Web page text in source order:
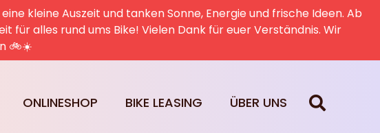
kleine Auszeit und tanken Sonne, Energie und frische Ideen. Ab
für alles rund ums Bike! Vielen Dank für euer Verständnis. Wir
🚲☀️
ONLINESHOP BIKE LEASING ÜBER UNS